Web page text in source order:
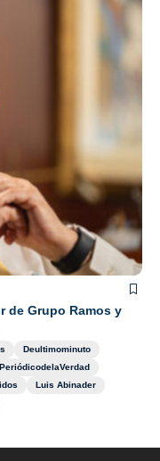
de Grupo Ramos y
Deultimominuto
Luis Abinader